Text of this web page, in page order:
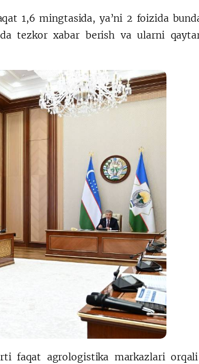
1,6 mingtasida, ya’ni 2 foizida
tezkor xabar berish va ularni
faqat agrologistika markazlari